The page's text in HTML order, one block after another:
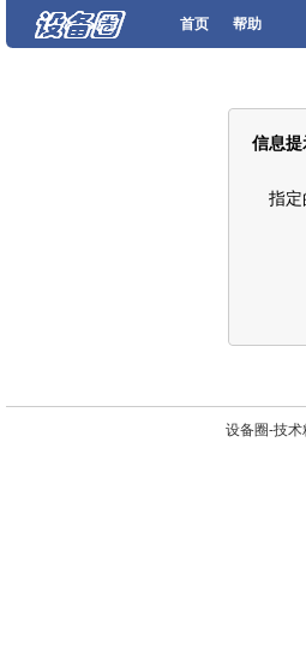
首页 帮助
信息提
指定
设备圈-技